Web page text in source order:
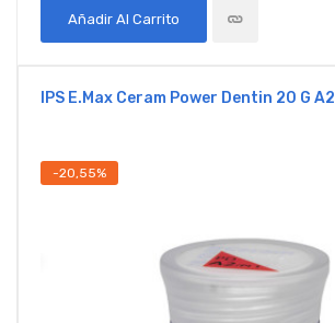
Añadir Al Carrito
IPS E.max Ceram Power Dentin 20 G A2
-20,55%